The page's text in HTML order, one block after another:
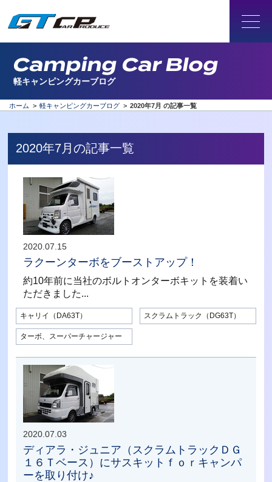
Camping Car Blog
軽キャンピングカーブログ
ホーム > 軽キャンピングカーブログ > 2020年7月 の記事一覧
2020年7月の記事一覧
2020.07.15
ラクーンターボをブーストアップ！
約10年前に当社のボルトオンターボキットを装着い
ただきました...
キャリイ（DA63T） スクラムトラック（DG63T）
ターボ、スーパーチャージャー
2020.07.03
ディアラ・ジュニア（スクラムトラックＤＧ
１６Ｔベース）にサスキットｆｏｒキャンパ
ーを取り付け♪